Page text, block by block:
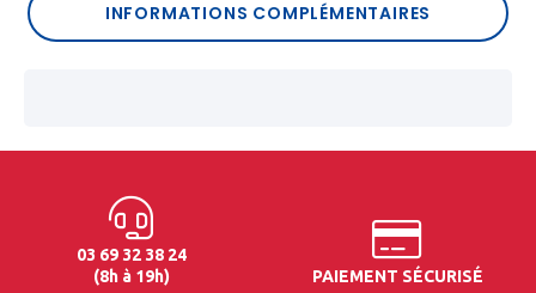
INFORMATIONS COMPLÉMENTAIRES
03 69 32 38 24
(8h à 19h)
PAIEMENT SÉCURISÉ